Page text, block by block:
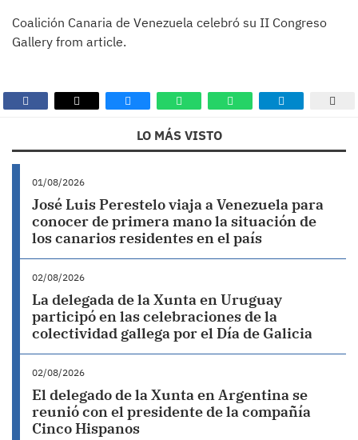
Coalición Canaria de Venezuela celebró su II Congreso
Gallery from article.
LO MÁS VISTO
01/08/2026
José Luis Perestelo viaja a Venezuela para
conocer de primera mano la situación de
los canarios residentes en el país
02/08/2026
La delegada de la Xunta en Uruguay
participó en las celebraciones de la
colectividad gallega por el Día de Galicia
02/08/2026
El delegado de la Xunta en Argentina se
reunió con el presidente de la compañía
Cinco Hispanos